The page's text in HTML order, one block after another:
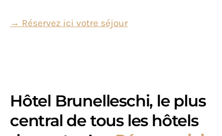
→ Réservez ici votre séjour
Hôtel Brunelleschi, le plus
central de tous les hôtels